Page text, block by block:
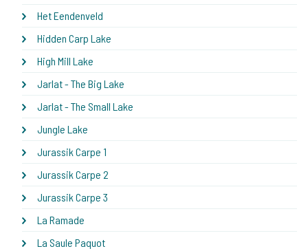
Het Eendenveld
Hidden Carp Lake
High Mill Lake
Jarlat - The Big Lake
Jarlat - The Small Lake
Jungle Lake
Jurassik Carpe 1
Jurassik Carpe 2
Jurassik Carpe 3
La Ramade
La Saule Paquot